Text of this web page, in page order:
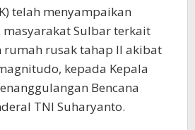
telah menyampaikan
Sulbar terkait
rusak tahap II akibat
kepada Kepala
Bencana
TNI Suharyanto.